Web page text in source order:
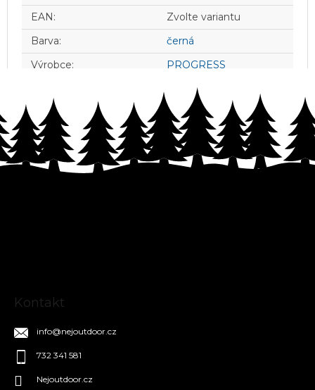
EAN:
Zvolte variantu
Barva:
černá
Výrobce: PROGRESS
Z
Kontakt
info@nejoutdoor.cz
732 341 581
Nejoutdoor.cz